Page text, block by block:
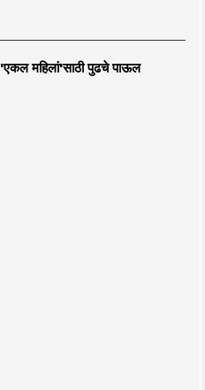
'एकल महिलां'साठी पुढचे पाऊल